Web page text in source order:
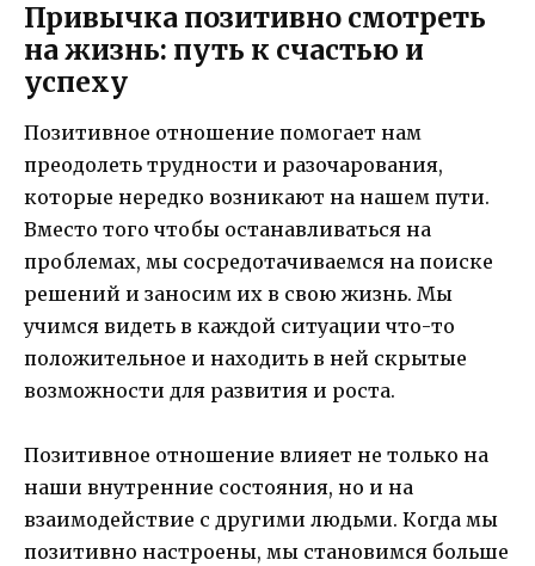
Привычка позитивно смотреть
на жизнь: путь к счастью и
успеху
Позитивное отношение помогает нам
преодолеть трудности и разочарования,
которые нередко возникают на нашем пути.
Вместо того чтобы останавливаться на
проблемах, мы сосредотачиваемся на поиске
решений и заносим их в свою жизнь. Мы
учимся видеть в каждой ситуации что-то
положительное и находить в ней скрытые
возможности для развития и роста.
Позитивное отношение влияет не только на
наши внутренние состояния, но и на
взаимодействие с другими людьми. Когда мы
позитивно настроены, мы становимся больше